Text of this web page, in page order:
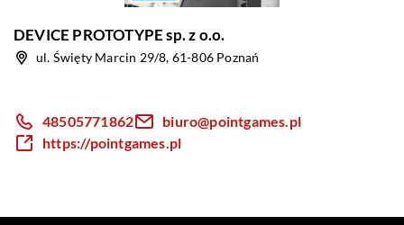
DEVICE PROTOTYPE sp. z o.o.
ul. Święty Marcin 29/8, 61-806 Poznań
48505771862
biuro@pointgames.pl
https://pointgames.pl